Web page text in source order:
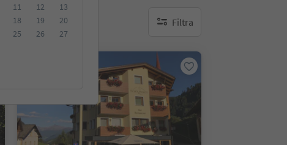
11 12
13
18 19
20
25 26
27
Filtra
nessun filtro attivo